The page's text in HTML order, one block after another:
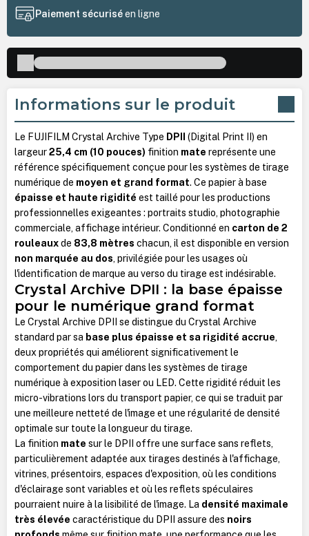
Paiement sécuriséen ligne
Informations sur le produit
Le FUJIFILM Crystal Archive Type DPII
(Digital Print II) en
largeur25,4 cm (10 pouces) finition mate représente une
référence spécifiquement conçue pour les systèmes de tirage
numérique de moyen et grand format. Ce papier à base
épaisse et haute rigidité est taillé pour les productions
professionnelles exigeantes : portraits studio, photographie
commerciale, affichage intérieur. Conditionné en carton de 2
rouleauxde 83,8 mètres chacun, il est disponible en version
non marquée au dos, privilégiée pour les usages où
l'identification de marque au verso du tirage est indésirable.
Crystal Archive DPII : la base épaisse
pour le numérique grand format
Le Crystal Archive DPII se distingue du Crystal Archive
standard par sa base plus épaisse et sa rigidité accrue,
deux propriétés qui améliorent significativement le
comportement du papier dans les systèmes de tirage
numérique à exposition laser ou LED. Cette rigidité réduit les
micro-vibrations lors du transport papier, ce qui se traduit par
une meilleure netteté de l'image et une régularité de densité
optimale sur toute la longueur du tirage.
La finition mate sur le DPII offre une surface sans reflets,
particulièrement adaptée aux tirages destinés à l'affichage,
vitrines, présentoirs, espaces d'exposition, où les conditions
d'éclairage sont variables et où les reflets spéculaires
pourraient nuire à la lisibilité de l'image. La densité maximale
très élevée caractéristique du DPII assure des noirs